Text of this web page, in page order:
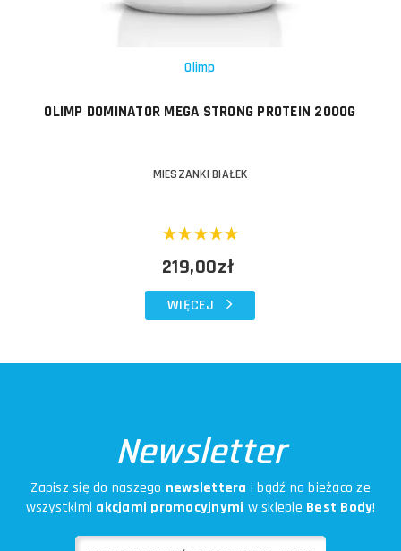
Olimp
OLIMP DOMINATOR MEGA STRONG PROTEIN 2000G
MIESZANKI BIAŁEK
219,00zł
WIĘCEJ
Newsletter
Zapisz się do naszego newslettera i bądź na bieżąco ze
wszystkimi akcjami promocyjnymi w sklepie Best Body!